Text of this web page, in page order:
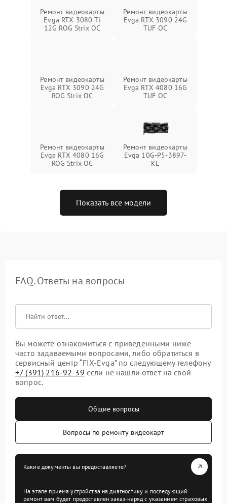
Ремонт видеокарты
Evga RTX 3080 Ti
12G ROG Strix OC
Ремонт видеокарты
Evga RTX 3090 24G
TUF OC
Ремонт видеокарты
Evga RTX 3090 24G
ROG Strix OC
Ремонт видеокарты
Evga RTX 4080 16G
TUF OC
Ремонт видеокарты
Evga RTX 4080 16G
ROG Strix OC
Ремонт видеокарты
Evga 10G-P5-3897-
KL
Показать все модели
FAQ. Ответы на вопросы
Вы можете ознакомиться с приведенными ниже
часто задаваемыми вопросами, либо обратиться в
сервисный центр “FIX-Evga” по следующему телефону
+7 (391) 216-92-39 если не нашли ответ на свой
вопрос.
Общие вопросы
Вопросы по ремонту видеокарт
Какие документы вы предоставляете?
На этапе приема устройства на диагностику и последующий
ремонт вам будет предоставлен заказ-наряд с указанием страховых